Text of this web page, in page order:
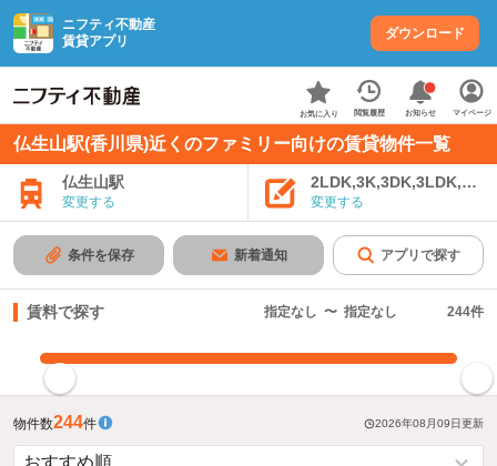
ニフティ不動産
賃貸アプリ
ダウンロード
お気に入り 閲覧履歴 お知らせ マイページ
仏生山駅(香川県)近くのファミリー向けの賃貸物件一覧
仏生山駅
変更する 変更する
条件を保存 新着通知 アプリで探す
賃料で探す 指定なし 〜 指定なし 244件
物件数244件 2026年08月09日更新